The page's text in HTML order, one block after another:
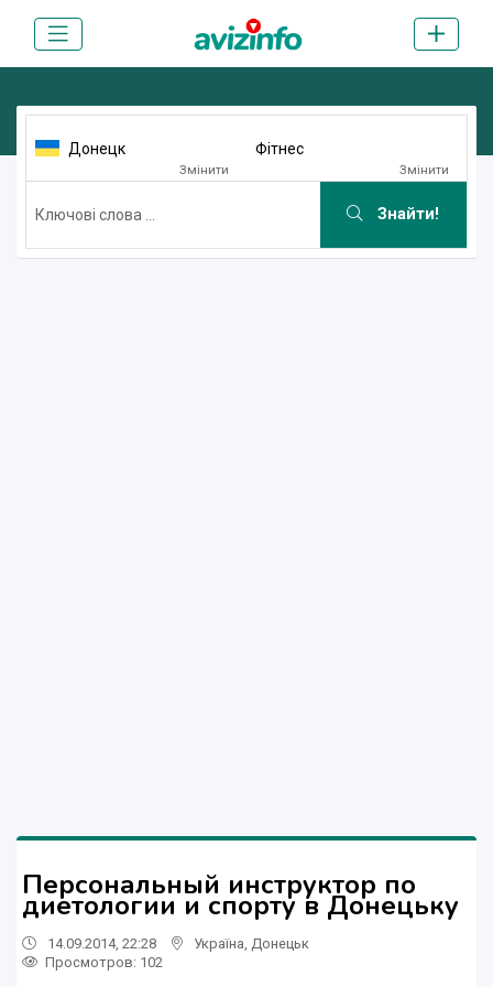
Донецк
Змінити
Фітнес
Змінити
Знайти!
Персональный инструктор по
диетологии и спорту в Донецьку
14.09.2014, 22:28 Україна Донецьк
Просмотров: 102